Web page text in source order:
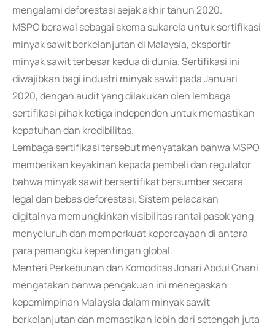
mengalami deforestasi sejak akhir tahun 2020.
MSPO berawal sebagai skema sukarela untuk sertifikasi
minyak sawit berkelanjutan di Malaysia, eksportir
minyak sawit terbesar kedua di dunia. Sertifikasi ini
diwajibkan bagi industri minyak sawit pada Januari
2020, dengan audit yang dilakukan oleh lembaga
sertifikasi pihak ketiga independen untuk memastikan
kepatuhan dan kredibilitas.
Lembaga sertifikasi tersebut menyatakan bahwa MSPO
memberikan keyakinan kepada pembeli dan regulator
bahwa minyak sawit bersertifikat bersumber secara
legal dan bebas deforestasi. Sistem pelacakan
digitalnya memungkinkan visibilitas rantai pasok yang
menyeluruh dan memperkuat kepercayaan di antara
para pemangku kepentingan global.
Menteri Perkebunan dan Komoditas Johari Abdul Ghani
mengatakan bahwa pengakuan ini menegaskan
kepemimpinan Malaysia dalam minyak sawit
berkelanjutan dan memastikan lebih dari setengah juta